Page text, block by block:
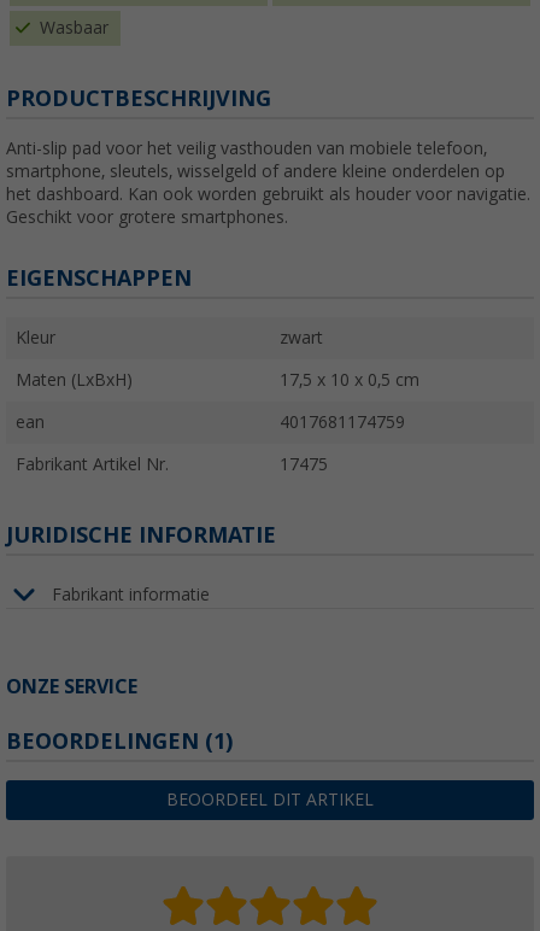
Wasbaar
PRODUCTBESCHRIJVING
Anti-slip pad voor het veilig vasthouden van mobiele telefoon,
smartphone, sleutels, wisselgeld of andere kleine onderdelen op
het dashboard. Kan ook worden gebruikt als houder voor navigatie.
Geschikt voor grotere smartphones.
EIGENSCHAPPEN
Kleur zwart
Maten (LxBxH) 17,5 x 10 x 0,5 cm
ean 4017681174759
Fabrikant Artikel Nr. 17475
JURIDISCHE INFORMATIE
Fabrikant informatie
ONZE SERVICE
BEOORDELINGEN (1)
BEOORDEEL DIT ARTIKEL